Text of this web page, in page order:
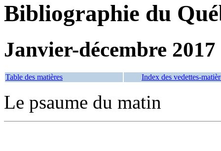
Bibliographie du
Janvier-décembre 2017
Table des matières Index des vedettes-
Le psaume du matin